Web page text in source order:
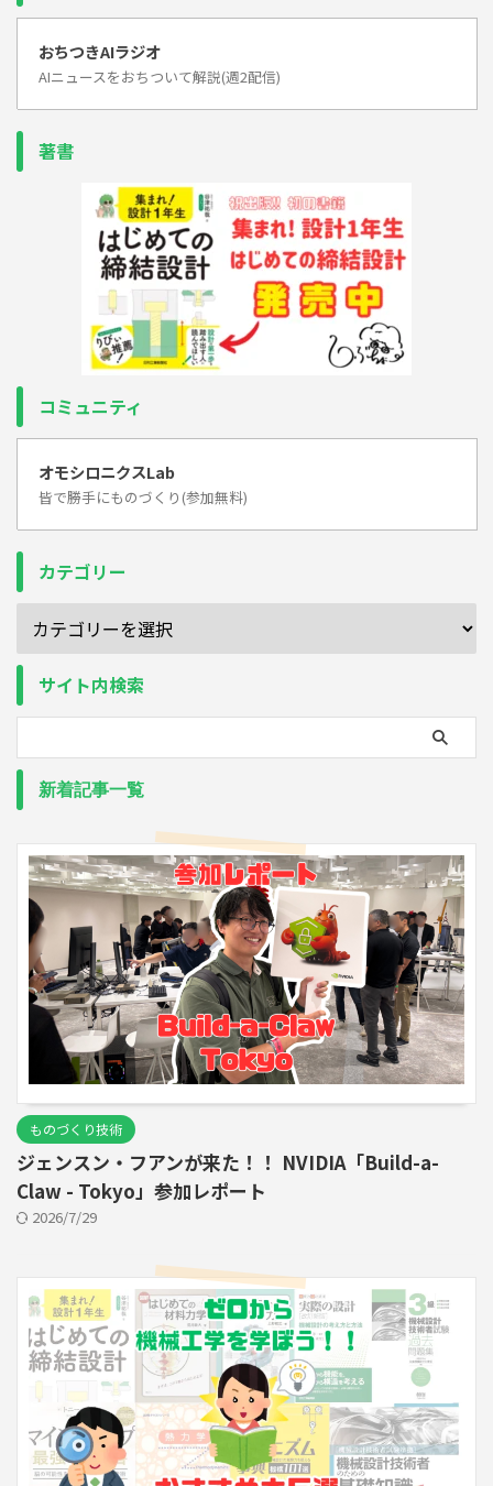
おちつきAIラジオ
AIニュースをおちついて解説(週2配信)
著書
コミュニティ
オモシロニクスLab
皆で勝手にものづくり(参加無料)
カテゴリー
サイト内検索
新着記事一覧
ものづくり技術
ジェンスン・フアンが来た！！ NVIDIA「Build-a-
Claw - Tokyo」参加レポート
2026/7/29